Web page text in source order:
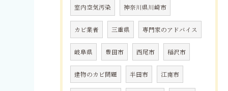
室内空気汚染 神奈川県川崎市
カビ業者 三重県 専門家のアドバイス
岐阜県 豊田市 西尾市 稲沢市
建物のカビ問題 半田市 江南市